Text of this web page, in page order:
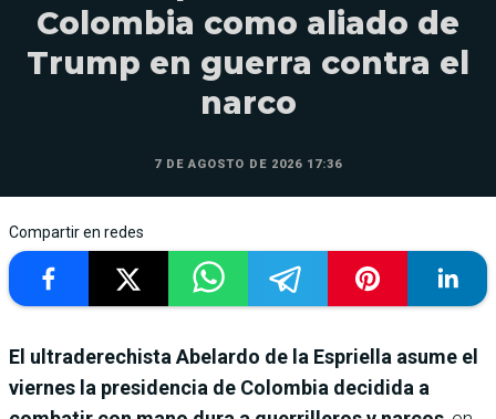
Colombia como aliado de
Trump en guerra contra el
narco
7 DE AGOSTO DE 2026 17:36
Compartir en redes
El ultraderechista Abelardo de la Espriella asume el
viernes la presidencia de Colombia decidida a